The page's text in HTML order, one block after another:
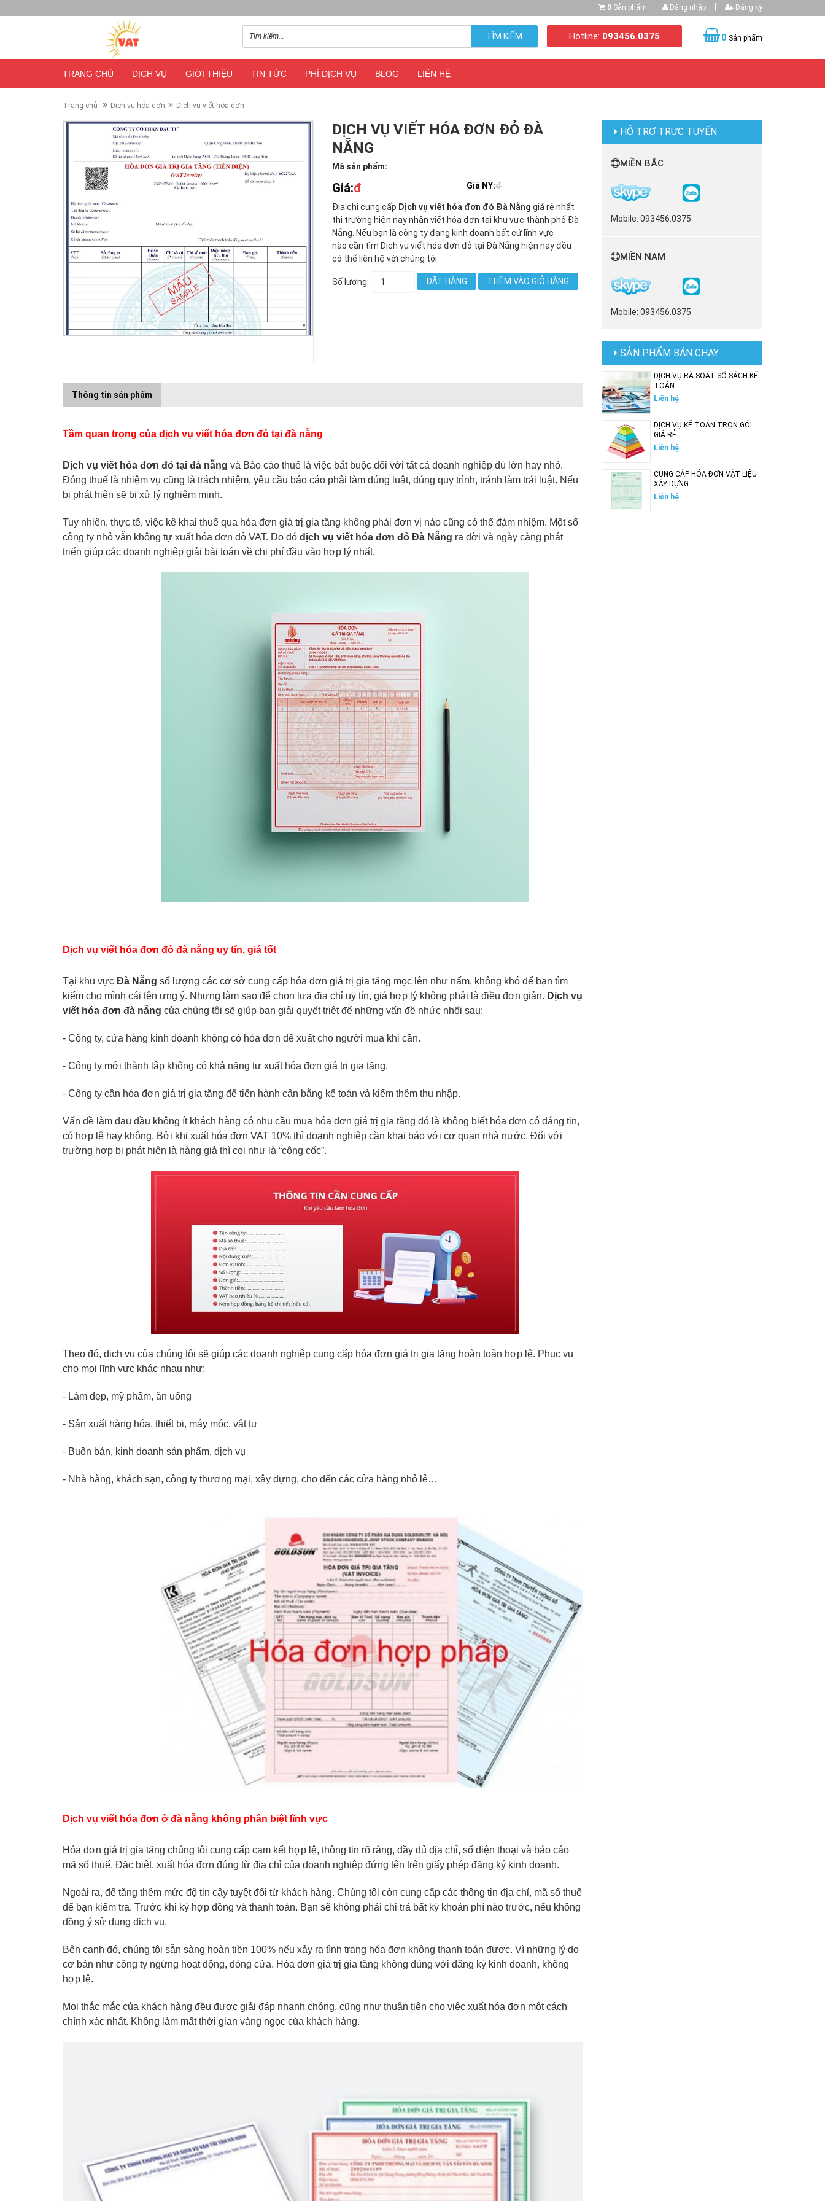
0 Sản phẩm Đăng nhập Đăng ký
TÌM KIẾM Hotline: 093456.0375 0 Sản phẩm
TRANG CHỦ DỊCH VỤ GIỚI THIỆU TIN TỨC PHÍ DỊCH VỤ BLOG LIÊN HỆ
Trang chủ Dịch vụ hóa đơn Dịch vụ viết hóa đơn
DỊCH VỤ VIẾT HÓA ĐƠN ĐỎ ĐÀ
NẴNG
Mã sản phẩm:
Giá:đ Giá NY:đ
Địa chỉ cung cấp Dịch vụ viết hóa đơn đỏ Đà Nẵng giá rẻ nhất
thị trường hiện nay nhận viết hóa đơn tại khu vực thành phố Đà
Nẵng. Nếu bạn là công ty đang kinh doanh bất cứ lĩnh vực
nào cần tìm Dịch vụ viết hóa đơn đỏ tại Đà Nẵng hiện nay đều
có thể liên hệ với chúng tôi
Số lượng: ĐẶT HÀNG THÊM VÀO GIỎ HÀNG
Thông tin sản phẩm
Tầm quan trọng của dịch vụ viết hóa đơn đỏ tại đà nẵng
Dịch vụ viết hóa đơn đỏ tại đà nẵng và Báo cáo thuế là việc bắt buộc đối với tất cả doanh nghiệp dù lớn hay nhỏ.
Đóng thuế là nhiệm vụ cũng là trách nhiệm, yêu cầu báo cáo phải làm đúng luật, đúng quy trình, tránh làm trái luật. Nếu
bị phát hiện sẽ bị xử lý nghiêm minh.
Tuy nhiên, thực tế, việc kê khai thuế qua hóa đơn giá trị gia tăng không phải đơn vị nào cũng có thể đảm nhiệm. Một số
công ty nhỏ vẫn không tự xuất hóa đơn đỏ VAT. Do đó dịch vụ viết hóa đơn đỏ Đà Nẵng ra đời và ngày càng phát
triển giúp các doanh nghiệp giải bài toán về chi phí đầu vào hợp lý nhất.
Dịch vụ viết hóa đơn đỏ đà nẵng uy tín, giá tốt
Tại khu vực Đà Nẵng số lượng các cơ sở cung cấp hóa đơn giá trị gia tăng mọc lên như nấm, không khó để bạn tìm
kiếm cho mình cái tên ưng ý. Nhưng làm sao để chọn lựa địa chỉ uy tín, giá hợp lý không phải là điều đơn giản. Dịch vụ
viết hóa đơn đà nẵng của chúng tôi sẽ giúp bạn giải quyết triệt để những vấn đề nhức nhối sau:
- Công ty, cửa hàng kinh doanh không có hóa đơn để xuất cho người mua khi cần.
- Công ty mới thành lập không có khả năng tự xuất hóa đơn giá trị gia tăng.
- Công ty cần hóa đơn giá trị gia tăng để tiến hành cân bằng kế toán và kiếm thêm thu nhập.
Vấn đề làm đau đầu không ít khách hàng có nhu cầu mua hóa đơn giá trị gia tăng đó là không biết hóa đơn có đáng tin,
có hợp lệ hay không. Bởi khi xuất hóa đơn VAT 10% thì doanh nghiệp cần khai báo với cơ quan nhà nước. Đối với
trường hợp bị phát hiện là hàng giả thì coi như là “công cốc”.
Theo đó, dịch vụ của chúng tôi sẽ giúp các doanh nghiệp cung cấp hóa đơn giá trị gia tăng hoàn toàn hợp lệ. Phục vụ
cho mọi lĩnh vực khác nhau như:
- Làm đẹp, mỹ phẩm, ăn uống
- Sản xuất hàng hóa, thiết bị, máy móc. vật tư
- Buôn bán, kinh doanh sản phẩm, dịch vụ
- Nhà hàng, khách sạn, công ty thương mại, xây dựng, cho đến các cửa hàng nhỏ lẻ…
Dịch vụ viết hóa đơn ở đà nẵng không phân biệt lĩnh vực
Hóa đơn giá trị gia tăng chúng tôi cung cấp cam kết hợp lệ, thông tin rõ ràng, đầy đủ địa chỉ, số điện thoại và báo cáo
mã số thuế. Đặc biệt, xuất hóa đơn đúng từ địa chỉ của doanh nghiệp đứng tên trên giấy phép đăng ký kinh doanh.
Ngoài ra, để tăng thêm mức độ tin cậy tuyệt đối từ khách hàng. Chúng tôi còn cung cấp các thông tin địa chỉ, mã số thuế
để bạn kiểm tra. Trước khi ký hợp đồng và thanh toán. Bạn sẽ không phải chi trả bất kỳ khoản phí nào trước, nếu không
đồng ý sử dụng dịch vụ.
Bên cạnh đó, chúng tôi sẵn sàng hoàn tiền 100% nếu xảy ra tình trạng hóa đơn không thanh toán được. Vì những lý do
cơ bản như công ty ngừng hoạt động, đóng cửa. Hóa đơn giá trị gia tăng không đúng với đăng ký kinh doanh, không
hợp lệ.
Mọi thắc mắc của khách hàng đều được giải đáp nhanh chóng, cũng như thuận tiện cho việc xuất hóa đơn một cách
chính xác nhất. Không làm mất thời gian vàng ngọc của khách hàng.
HỖ TRỢ TRỰC TUYẾN
MIỀN BẮC
Mobile: 093456.0375
MIỀN NAM
Mobile: 093456.0375
SẢN PHẨM BÁN CHẠY
DỊCH VỤ RÀ SOÁT SỔ SÁCH KẾ
TOÁN
Liên hệ
DỊCH VỤ KẾ TOÁN TRỌN GÓI
GIÁ RẺ
Liên hệ
CUNG CẤP HÓA ĐƠN VẬT LIỆU
XÂY DỰNG
Liên hệ